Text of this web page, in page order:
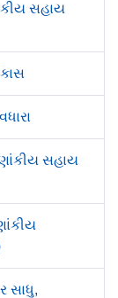
સહાય
સહાય
સાધુ,